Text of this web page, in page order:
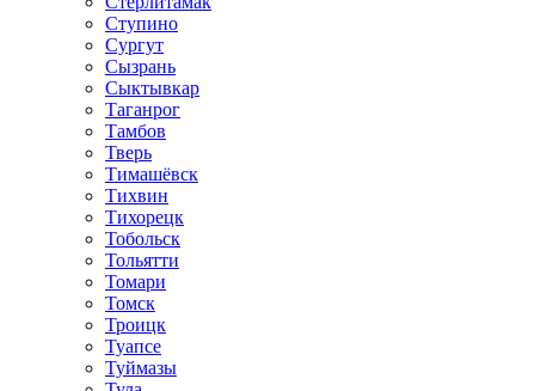
Ступино
Сургут
Сызрань
Сыктывкар
Таганрог
Тамбов
Тверь
Тимашёвск
Тихвин
Тихорецк
Тобольск
Тольятти
Томари
Томск
Троицк
Туапсе
Туймазы